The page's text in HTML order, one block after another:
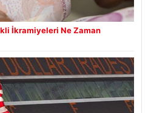
İkramiyeleri Ne Zaman